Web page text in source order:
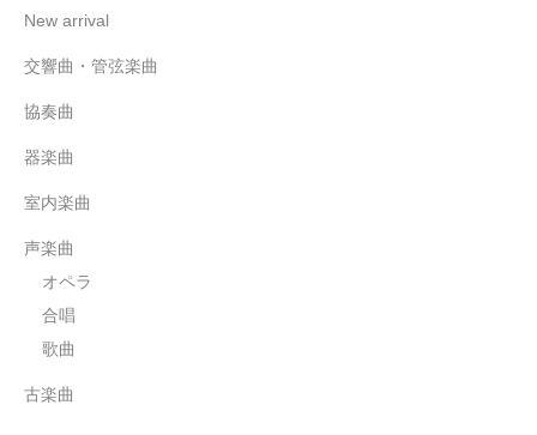
New arrival
交響曲・管弦楽曲
協奏曲
器楽曲
室内楽曲
声楽曲
オペラ
合唱
歌曲
古楽曲